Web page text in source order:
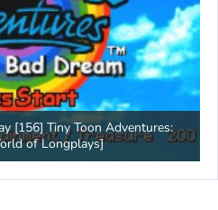
[156] Tiny Toon Adventures:
of Longplays]